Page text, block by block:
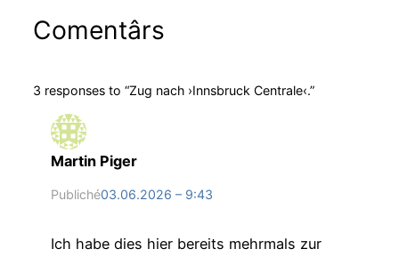
Comentârs
3 responses to “Zug nach ›Innsbruck Centrale‹.”
Martin Piger
Publiché03.06.2026 – 9:43
Ich habe dies hier bereits mehrmals zur